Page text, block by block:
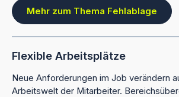
Mehr zum Thema Fehlablage
Flexible Arbeitsplätze
Neue Anforderungen im Job verändern
Arbeitswelt der Mitarbeiter.